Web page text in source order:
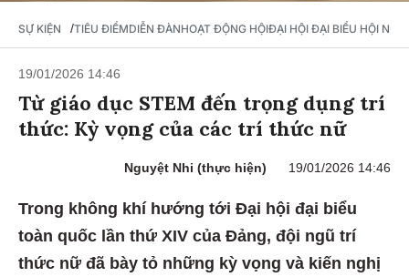
SỰ KIỆN / TIÊU ĐIỂMDIỄN ĐÀNHOẠT ĐỘNG HỘIĐẠI HỘI ĐẠI BIỂU HỘI NỮ
19/01/2026 14:46
Từ giáo dục STEM đến trọng dụng trí
thức: Kỳ vọng của các trí thức nữ
Nguyệt Nhi (thực hiện) 19/01/2026 14:46
Trong không khí hướng tới Đại hội đại biểu
toàn quốc lần thứ XIV của Đảng, đội ngũ trí
thức nữ đã bày tỏ những kỳ vọng và kiến nghị